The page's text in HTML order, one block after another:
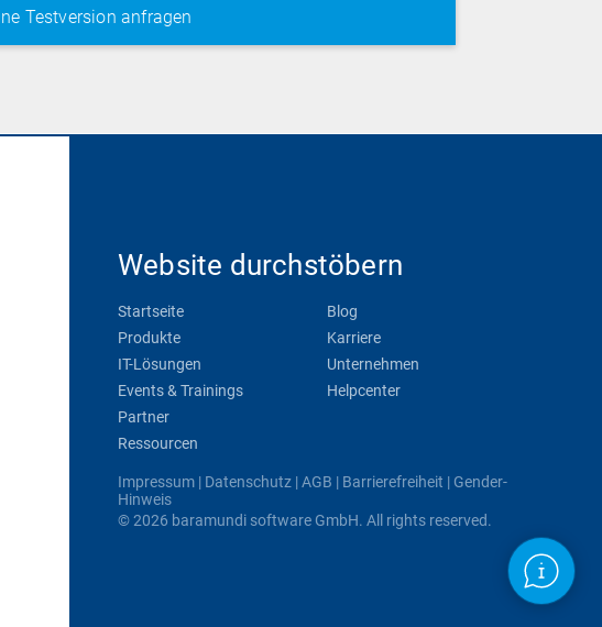
Website durchstöbern
Startseite
Produkte
IT-Lösungen
Events & Trainings
Partner
Ressourcen
Blog
Karriere
Unternehmen
Helpcenter
Impressum| Datenschutz|AGB | Barrierefreiheit | Gender-
Hinweis
© 2026 baramundi software GmbH. All rights reserved.